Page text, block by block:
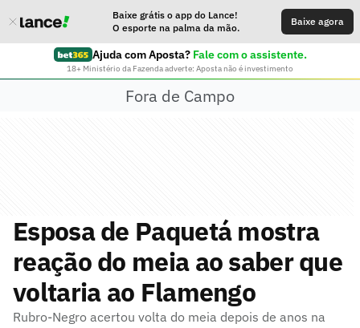
Baixe grátis o app do Lance!
O esporte na palma da mão.
Baixe agora
Ajuda com Aposta? Fale com o assistente.
18+ Ministério da Fazenda adverte: Aposta não é investimento
Fora de Campo
Esposa de Paquetá mostra
reação do meia ao saber que
voltaria ao Flamengo
Rubro-Negro acertou volta do meia depois de anos na